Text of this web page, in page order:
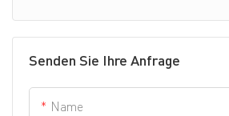
Radiale Aluminium-
Aluminium-
Elektrolytkondensatoren vom
Senden Sie Ihre Anfrage
Name